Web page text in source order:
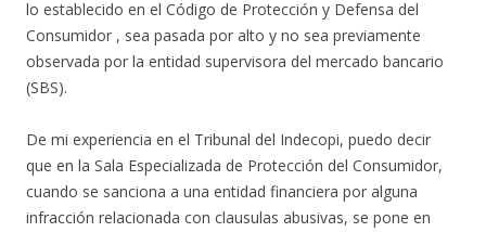
lo establecido en el Código de Protección y Defensa del
Consumidor , sea pasada por alto y no sea previamente
observada por la entidad supervisora del mercado bancario
(SBS).
De mi experiencia en el Tribunal del Indecopi, puedo decir
que en la Sala Especializada de Protección del Consumidor,
cuando se sanciona a una entidad financiera por alguna
infracción relacionada con clausulas abusivas, se pone en